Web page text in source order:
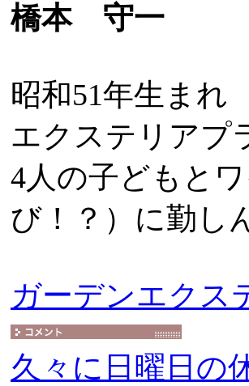
橋本 守一
昭和51年生ま
エクステリアプ
4人の子どもと
び！？）に勤し
ガーデンエク
久々に日曜日の